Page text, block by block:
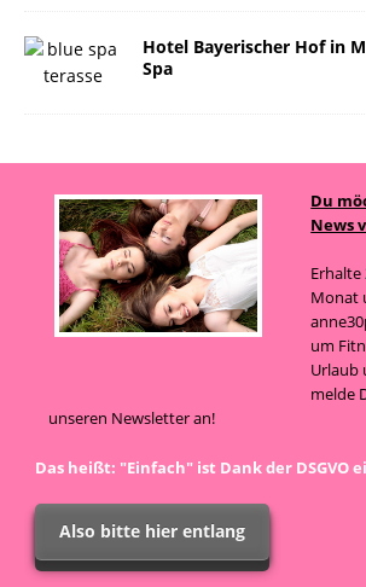
Hotel Bayerischer Hof in
Spa
Du
News
Erhalte
Monat
um
Urlaub
melde
unseren Newsletter an!
Das heißt: "Einfach" ist Dank der DSGVO
Also bitte hier entlang